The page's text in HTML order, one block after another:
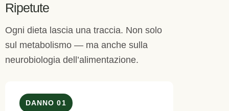
Ripetute
Ogni dieta lascia una traccia. Non solo
sul metabolismo — ma anche sulla
neurobiologia dell’alimentazione.
DANNO 01